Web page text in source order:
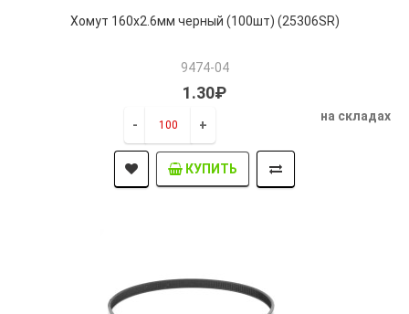
Хомут 160х2.6мм черный (100шт) (25306SR)
9474-04
1.30₽
- +
на складах
КУПИТЬ